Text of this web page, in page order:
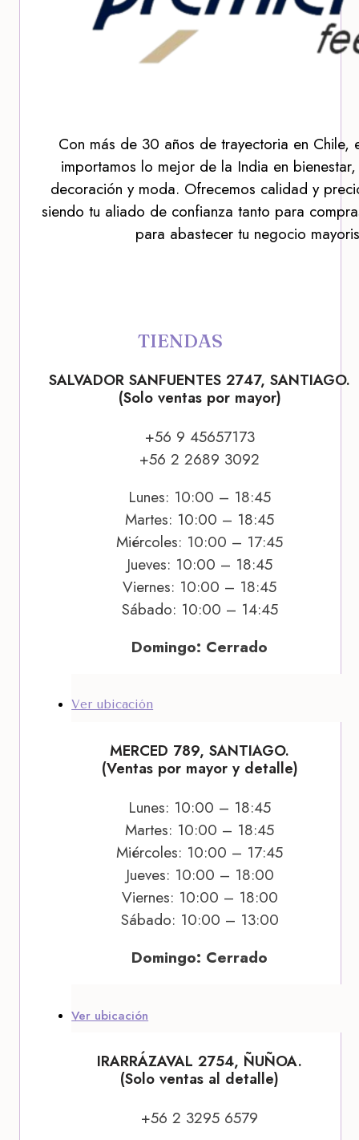
Con más de 30 años de trayectoria en Chile,
importamos lo mejor de la India en
decoración y moda. Ofrecemos calidad y
siendo tu aliado de confianza tanto para
para abastecer tu negocio
TIENDAS
SALVADOR SANFUENTES 2747, SANTIAGO.
(Solo ventas por mayor)
+56 9 45657173
+56 2 2689 3092
Lunes: 10:00 – 18:45
Martes: 10:00 – 18:45
Miércoles: 10:00 – 17:45
Jueves: 10:00 – 18:45
Viernes: 10:00 – 18:45
Sábado: 10:00 – 14:45
Domingo: Cerrado
Ver ubicación
MERCED 789, SANTIAGO.
(Ventas por mayor y detalle)
Lunes: 10:00 – 18:45
Martes: 10:00 – 18:45
Miércoles: 10:00 – 17:45
Jueves: 10:00 – 18:00
Viernes: 10:00 – 18:00
Sábado: 10:00 – 13:00
Domingo: Cerrado
Ver ubicación
IRARRÁZAVAL 2754, ÑUÑOA.
(Solo ventas al detalle)
+56 2 3295 6579